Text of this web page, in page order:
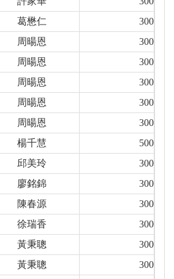
葛懋仁
300
周暘恩
300
周暘恩
300
周暘恩
300
周暘恩
300
周暘恩
300
楊千慧
500
邱美玲
300
廖銘錦
300
陳春源
300
徐瑞香
300
黃秉聰
300
黃秉聰
300